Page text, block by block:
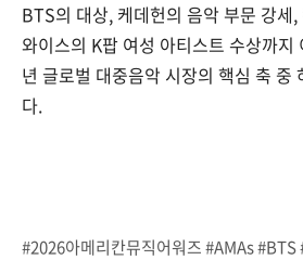
BTS의 대상, 케데헌의 음악 부문 강세
와이스의 K팝 여성 아티스트 수상까
년 글로벌 대중음악 시장의 핵심 축 중
다.
#2026아메리칸뮤직어워즈 #AMAs #BTS